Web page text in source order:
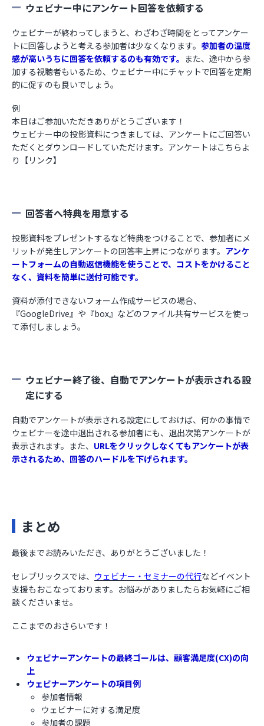
ウェビナー中にアンケート回答を依頼する
ウェビナーが終わってしまうと、わざわざ時間をとってアンケー
トに回答しようと考える参加者は少なくなります。 参加者の温度
感が高いうちに回答を依頼するのも有効です。 また、 途中から参
加する視聴者もいるため、ウェビナー中にチャットで回答を定期
的に促すのも良いでしょう。
例
本日はご参加いただきありがとうございます！
ウェビナー中の投影資料につきましては、アンケートにご回答い
ただくとダウンロードしていただけます。アンケートはこちらよ
り【リンク】
回答者へ特典を用意する
投影資料をプレゼントするなど特典をつけることで、参加者にメ
リットが発生しアンケートの回答率上昇につながります。 アンケ
ートフォームの自動返信機能を使うことで、コストをかけること
なく、資料を簡単に送付可能です。
資料が添付できないフォーム作成サービスの場合、
『GoogleDrive』や『box』などのファイル共有サービスを使っ
て添付しましょう。
ウェビナー終了後、自動でアンケートが表示される設
定にする
自動でアンケートが表示される設定にしておけば、 何かの事情で
ウェビナーを途中退出される参加者にも、退出次第アンケートが
表示されます。 また、 URLをクリックしなくてもアンケートが表
示されるため、回答のハードルを下げられます。
まとめ
最後までお読みいただき、ありがとうございました！
セレブリックスでは、 ウェビナー・セミナーの代行などイベント
支援もおこなっております。お悩みがありましたらお気軽にご相
談くださいませ。
ここまでのおさらいです！
ウェビナーアンケートの最終ゴールは、顧客満足度(CX)の向
上
ウェビナーアンケートの項目例
参加者情報
ウェビナーに対する満足度
参加者の課題